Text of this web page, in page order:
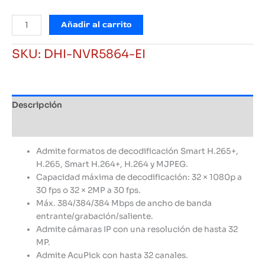
NVR
64
Canales
Soporta
HDD
Perimetral
Dahua
cantidad
Añadir al carrito
SKU: DHI-NVR5864-EI
Descripción
Admite formatos de decodificación Smart H.265+,
H.265, Smart H.264+, H.264 y MJPEG.
Capacidad máxima de decodificación: 32 × 1080p a
30 fps o 32 × 2MP a 30 fps.
Máx. 384/384/384 Mbps de ancho de banda
entrante/grabación/saliente.
Admite cámaras IP con una resolución de hasta 32
MP.
Admite AcuPick con hasta 32 canales.